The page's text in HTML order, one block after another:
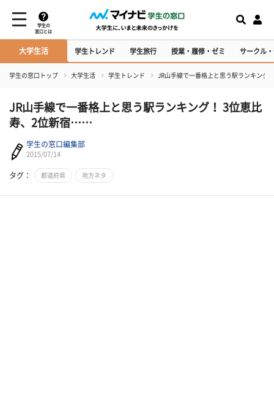
学生の
窓口とは
大学生活 学生トレンド 学生旅行 授業・履修・ゼミ サークル
学生の窓口トップ 大学生活 学生トレンド JR山手線で一番格上と思う駅ランキン
JR山手線で一番格上と思う駅ランキング！ 3位恵比
寿、2位新宿……
学生の窓口編集部
2015/07/14
タグ： 都道府県 地方ネタ